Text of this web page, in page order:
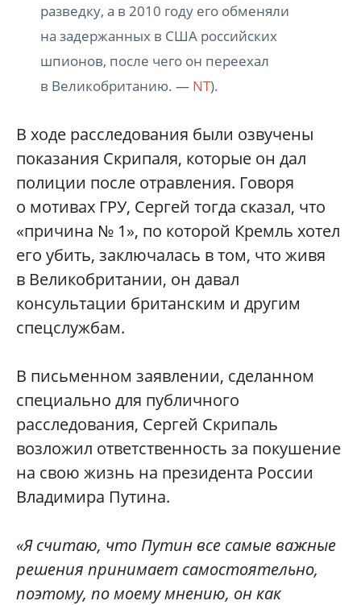
разведку, а в 2010 году его обменяли
на задержанных в США российских
шпионов, после чего он переехал
в Великобританию. — NT).
В ходе расследования были озвучены
показания Скрипаля, которые он дал
полиции после отравления. Говоря
о мотивах ГРУ, Сергей тогда сказал, что
«причина № 1», по которой Кремль хотел
его убить, заключалась в том, что живя
в Великобритании, он давал
консультации британским и другим
спецслужбам.
В письменном заявлении, сделанном
специально для публичного
расследования, Сергей Скрипаль
возложил ответственность за покушение
на свою жизнь на президента России
Владимира Путина.
«Я считаю, что Путин все самые важные
решения принимает самостоятельно,
поэтому, по моему мнению, он как